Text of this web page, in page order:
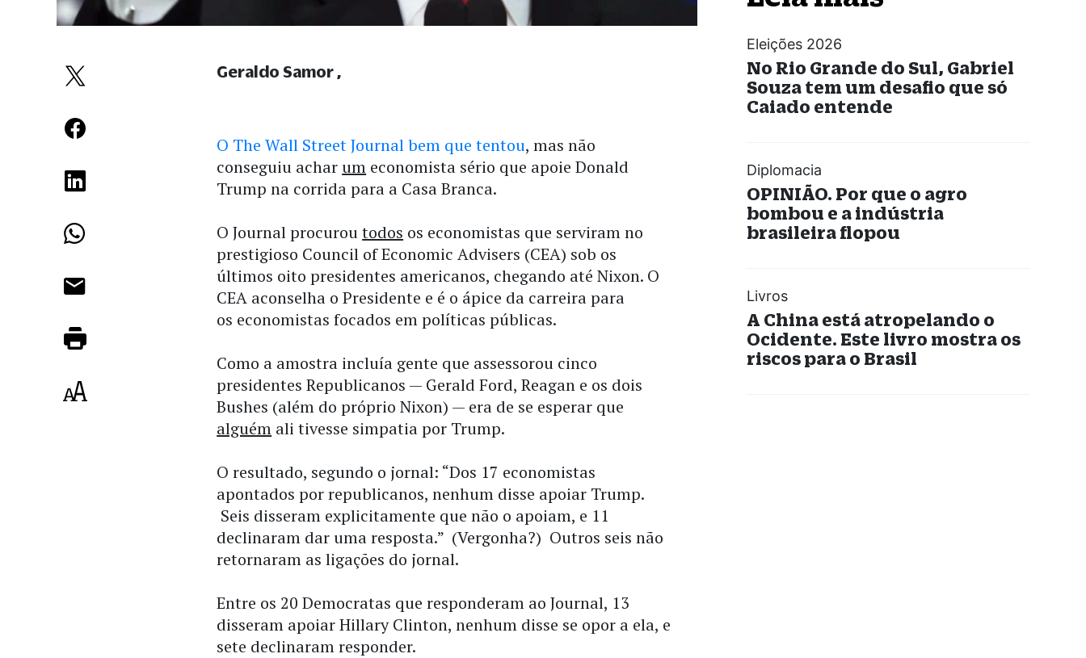
O The Wall Street Journal bem que tentou, mas não
conseguiu achar um economista sério que apoie Donald
Trump na corrida para a Casa Branca.
O Journal procuroutodos os economistas que serviram no
prestigioso Council of Economic Advisers (CEA) sob os
últimos oito presidentes americanos, chegando até Nixon. O
CEA aconselha o Presidente e é o ápice da carreira para
os economistas focados em políticas públicas.
Como a amostra incluía gente que assessorou cinco
presidentes Republicanos — Gerald Ford, Reagan e os dois
Bushes (além do próprio Nixon) — era de se esperar que
alguém ali tivesse simpatia por Trump.
O resultado, segundo o jornal: “Dos 17 economistas
apontados por republicanos, nenhum disse apoiar Trump.
Seis disseram explicitamente que não o apoiam, e 11
declinaram dar uma resposta.” (Vergonha?) Outros seis não
retornaram as ligações do jornal.
Entre os 20 Democratas que responderam ao Journal, 13
disseram apoiar Hillary Clinton, nenhum disse se opor a ela, e
sete declinaram responder.
Geraldo Samor
Eleições 2026
No Rio Grande do Sul, Gabriel
Souza tem um desafio que só
Caiado entende
Diplomacia
OPINIÃO. Por que o agro
bombou e a indústria
brasileira flopou
Livros
A China está atropelando o
Ocidente. Este livro mostra os
riscos para o Brasil